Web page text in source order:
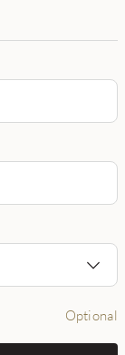
Optional